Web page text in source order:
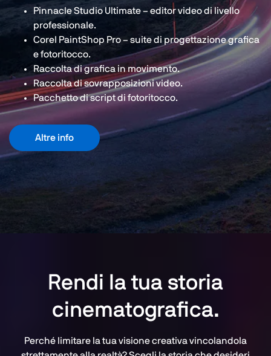
Pinnacle Studio Ultimate – editor video di livello
professionale.
Corel PaintShop Pro – suite di progettazione grafica
e fotoritocco.
Raccolta di grafica in movimento.
Raccolta di sovrapposizioni video.
Pacchetto di script di fotoritocco.
Altre info
Rendi la tua storia
cinematografica.
Perché limitare la tua visione creativa vincolandola